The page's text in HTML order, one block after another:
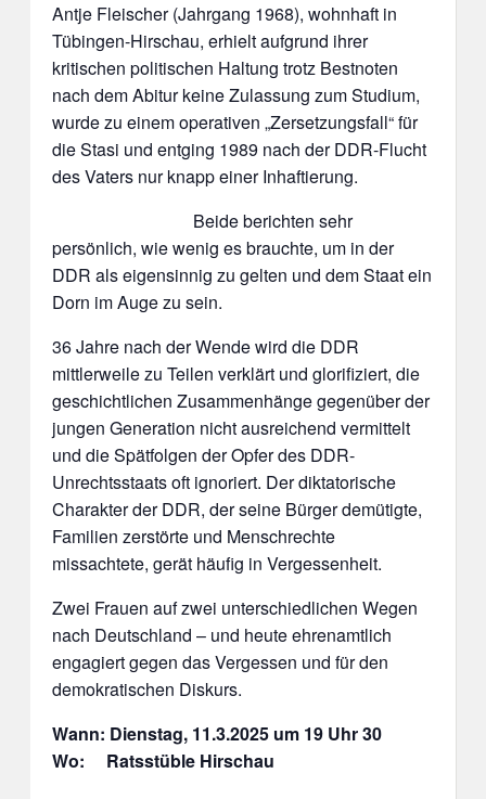
Antje Fleischer (Jahrgang 1968), wohnhaft in
Tübingen-Hirschau, erhielt aufgrund ihrer
kritischen politischen Haltung trotz Bestnoten
nach dem Abitur keine Zulassung zum Studium,
wurde zu einem operativen „Zersetzungsfall“ für
die Stasi und entging 1989 nach der DDR-Flucht
des Vaters nur knapp einer Inhaftierung.
Beide berichten sehr
persönlich, wie wenig es brauchte, um in der
DDR als eigensinnig zu gelten und dem Staat ein
Dorn im Auge zu sein.
36 Jahre nach der Wende wird die DDR
mittlerweile zu Teilen verklärt und glorifiziert, die
geschichtlichen Zusammenhänge gegenüber der
jungen Generation nicht ausreichend vermittelt
und die Spätfolgen der Opfer des DDR-
Unrechtsstaats oft ignoriert. Der diktatorische
Charakter der DDR, der seine Bürger demütigte,
Familien zerstörte und Menschrechte
missachtete, gerät häufig in Vergessenheit.
Zwei Frauen auf zwei unterschiedlichen Wegen
nach Deutschland – und heute ehrenamtlich
engagiert gegen das Vergessen und für den
demokratischen Diskurs.
Wann: Dienstag, 11.3.2025 um 19 Uhr 30
Wo: Ratsstüble Hirschau